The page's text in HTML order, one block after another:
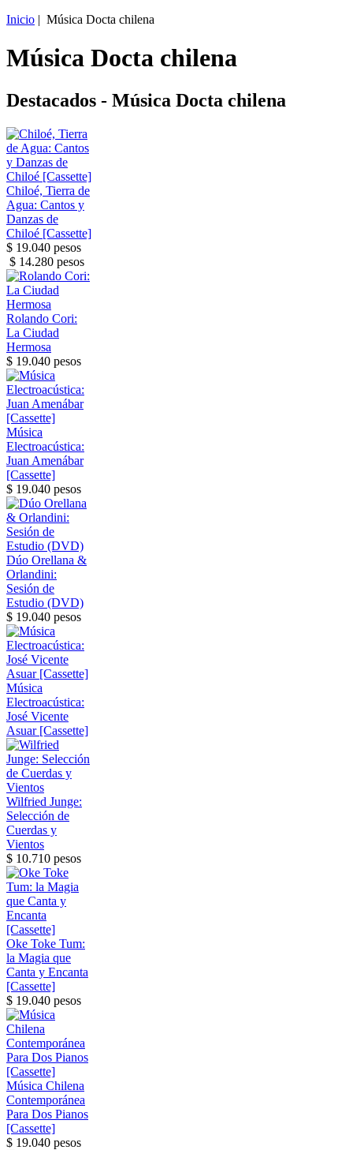
Inicio | Música Docta chilena
Música Docta chilena
Destacados - Música Docta chilena
Chiloé, Tierra de
Agua: Cantos y
Danzas de
Chiloé [Cassette]
$ 19.040 pesos
$ 14.280 pesos
Rolando Cori:
La Ciudad
Hermosa
$ 19.040 pesos
Música
Electroacústica:
Juan Amenábar
[Cassette]
$ 19.040 pesos
Dúo Orellana &
Orlandini:
Sesión de
Estudio (DVD)
$ 19.040 pesos
Música
Electroacústica:
José Vicente
Asuar [Cassette]
Wilfried Junge:
Selección de
Cuerdas y
Vientos
$ 10.710 pesos
Oke Toke Tum:
la Magia que
Canta y Encanta
[Cassette]
$ 19.040 pesos
Música Chilena
Contemporánea
Para Dos Pianos
[Cassette]
$ 19.040 pesos